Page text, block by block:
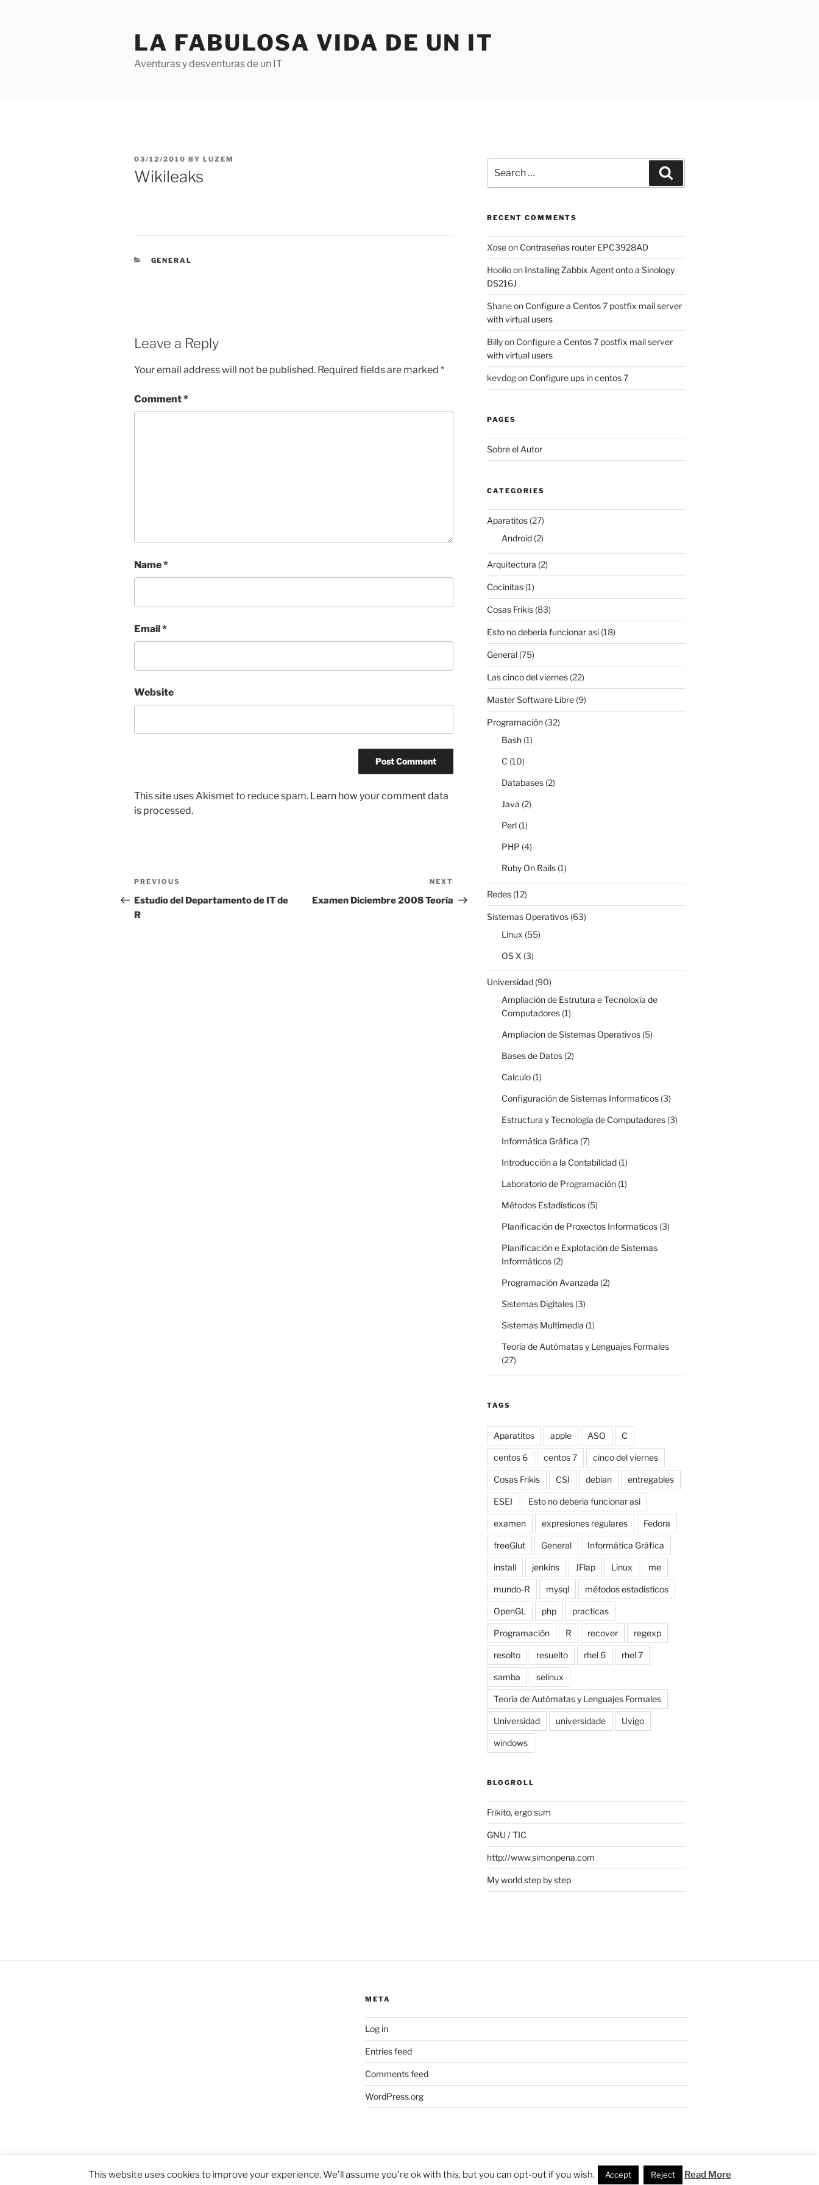
LA FABULOSA VIDA DE UN IT
Aventuras y desventuras de un IT
POSTED
ON
03/12/2010 BY LUZEM
Wikileaks
CATEGORIES
GENERAL
Leave a Reply
Your email address will not be published. Required fields are marked *
Comment*
Name*
Email*
Website
This site uses Akismet to reduce spam. Learn how your comment data
is processed.
Post
navigation
Previous
Post
PREVIOUS
Estudio del Departamento de IT de
R
Post
NEXT
Examen Diciembre 2008 Teoría
for:
RECENT COMMENTS
Xoseon Contraseñas router EPC3928AD
Hoolioon Installing Zabbix Agent onto a Sinology
DS216J
Shaneon Configure a Centos 7 postfix mail server
with virtual users
Billyon Configure a Centos 7 postfix mail server
with virtual users
kevdogon Configure ups in centos 7
PAGES
Sobre el Autor
CATEGORIES
Aparatitos(27)
Android(2)
Arquitectura (2)
Cocinitas(1)
Cosas Frikis(83)
Esto no deberia funcionar asi(18)
General(75)
Las cinco del viernes(22)
Master Software Libre(9)
Programación(32)
Bash(1)
C (10)
Databases(2)
Java (2)
Perl(1)
PHP (4)
Ruby On Rails(1)
Redes(12)
Sistemas Operativos(63)
Linux (55)
OS X (3)
Universidad(90)
Ampliación de Estrutura e Tecnoloxía de
Computadores(1)
Ampliacion de Sistemas Operativos(5)
Bases de Datos(2)
Calculo(1)
Configuración de Sistemas Informaticos(3)
Estructura y Tecnología de Computadores(3)
Informática Gráfica (7)
Introducción a la Contabilidad(1)
Laboratorio de Programación(1)
Métodos Estadísticos(5)
Planificación de Proxectos Informaticos(3)
Planificación e Explotación de Sistemas
Informáticos(2)
Programación Avanzada (2)
Sistemas Digitales(3)
Sistemas Multimedia (1)
Teoría de Autómatas y Lenguajes Formales
(27)
TAGS
Aparatitos apple ASO C
centos 6 centos 7 cinco del viernes
Cosas Frikis CSI debian entregables
ESEI Esto no deberia funcionar asi
examen expresiones regulares Fedora
freeGlut General Informática Gráfica
install jenkins JFlap Linux me
mundo-R mysql métodos estadisticos
OpenGL php practicas
Programación R recover regexp
resolto resuelto rhel 6 rhel 7
samba selinux
Teoría de Autómatas y Lenguajes Formales
Universidad universidade Uvigo
windows
BLOGROLL
Frikito, ergo sum
GNU / TIC
http://www.simonpena.com
My world step by step
META
Log in
Entries feed
Comments feed
WordPress.org
This website uses cookies to improve your experience. We'll assume you're ok with this, but you can opt-out if you wish. Accept Reject Read More